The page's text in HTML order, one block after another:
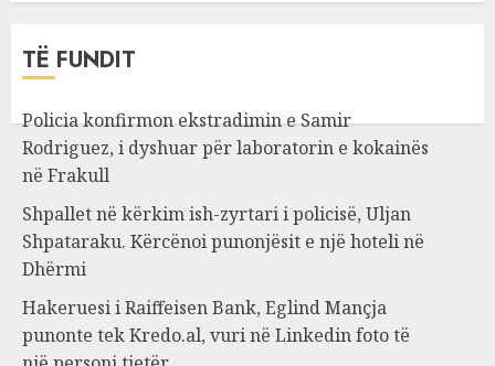
TË FUNDIT
Policia konfirmon ekstradimin e Samir
Rodriguez, i dyshuar për laboratorin e kokainës
në Frakull
Shpallet në kërkim ish-zyrtari i policisë, Uljan
Shpataraku. Kërcënoi punonjësit e një hoteli në
Dhërmi
Hakeruesi i Raiffeisen Bank, Eglind Mançja
punonte tek Kredo.al, vuri në Linkedin foto të